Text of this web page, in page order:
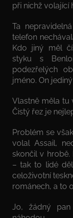
při nichž volající
Ta
telefon
Kdo jiný měl
styku s
podezřelých
jméno. On
Vlastně měla tu
Čistý řez je
Problém se
volal Assail,
skončil v
– tak to lidé
celoživotní
románech, a to
Jo, žádný